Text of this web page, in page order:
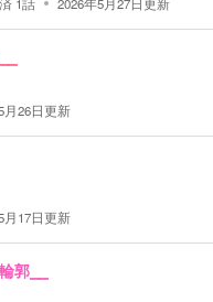
月26日更新
月17日更新
郭⎯⎯